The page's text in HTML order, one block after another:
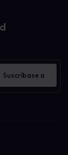
Suscríbase a